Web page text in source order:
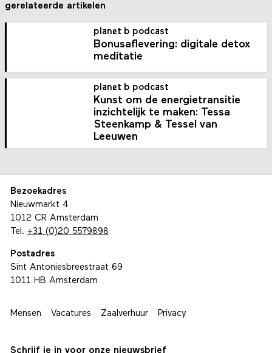
gerelateerde artikelen
planet b podcast
Bonusaflevering: digitale detox
meditatie
planet b podcast
Kunst om de energietransitie
inzichtelijk te maken: Tessa
Steenkamp & Tessel van
Leeuwen
Bezoekadres
Nieuwmarkt 4
1012 CR Amsterdam
Tel. +31 (0)20 5579898
Postadres
Sint Antoniesbreestraat 69
1011 HB Amsterdam
Mensen Vacatures Zaalverhuur Privacy
Schrijf je in voor onze nieuwsbrief